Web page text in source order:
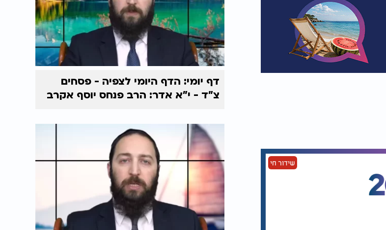
שידור חי
דף יומי: הדף היומי לצפיה - פסחים
צ"ד - י"א אדר: הרב פנחס יוסף אקרב